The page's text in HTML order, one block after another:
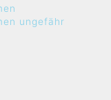
ungefähr